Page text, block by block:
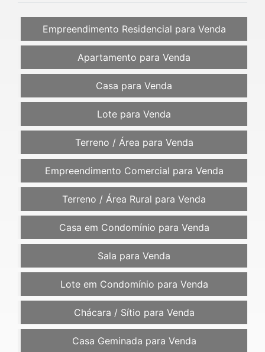
Empreendimento Residencial para Venda
Apartamento para Venda
Casa para Venda
Lote para Venda
Terreno / Área para Venda
Empreendimento Comercial para Venda
Terreno / Área Rural para Venda
Casa em Condomínio para Venda
Sala para Venda
Lote em Condomínio para Venda
Chácara / Sítio para Venda
Casa Geminada para Venda